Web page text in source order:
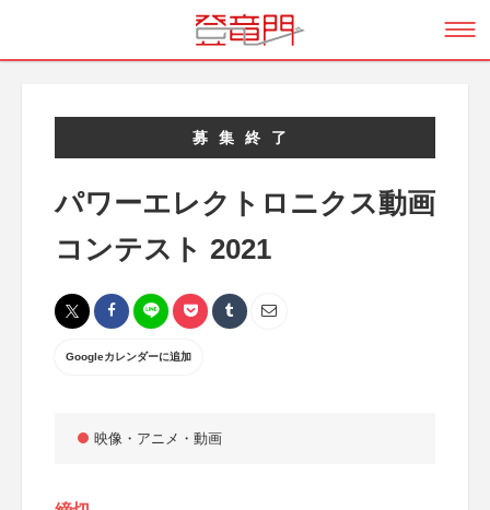
募集終了
パワーエレクトロニクス動画
コンテスト 2021
Googleカレンダーに追加
映像・アニメ・動画